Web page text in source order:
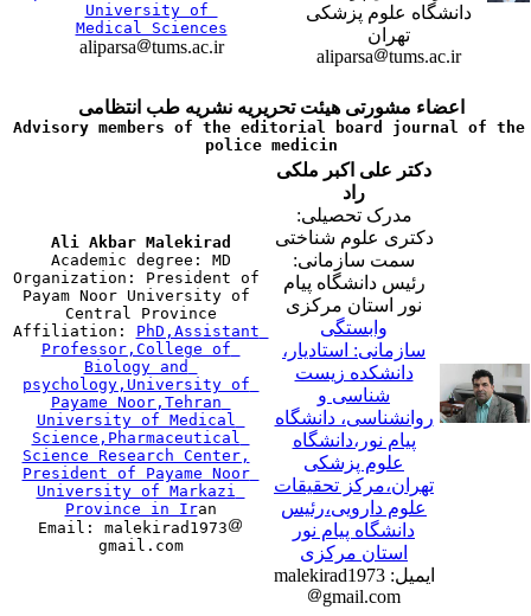
دانشگاه علوم پزشکی
تهران
aliparsa
tums.ac.ir
University of
Medical Sciences
aliparsa tums.ac.ir
اعضاء مشورتی هیئت تحریریه نشریه طب انتظامی
Advisory members of the editorial board journal of the
police medicin
دکتر علی اکبر ملکی
راد
مدرک تحصیلی:
دکتری علوم شناختی
سمت سازمانی:
رئیس دانشگاه پیام
نور استان مرکزی
وابستگی
سازمانی: استادیار،
دانشکده زیست
شناسی و
روانشناسی، دانشگاه
پیام نور،دانشگاه
علوم پزشکی
تهران،مرکز تحقیقات
علوم دارویی،رئیس
دانشگاه پیام نور
استان مرکزی
ایمیل: malekirad1973
gmail.com
Ali Akbar Malekirad
Academic degree: MD
Organization: President of
Payam Noor University of
Central Province
Affiliation: PhD,Assistant
Professor,College of
Biology and
psychology,University of
Payame Noor,Tehran
University of Medical
Science,Pharmaceutical
Science Research Center,
President of Payame Noor
University of Markazi
Province in Iran
Email: malekirad1973
gmail.com